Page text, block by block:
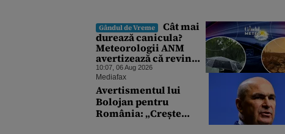
să apeleze la ultimele
resurse ale Băncii
Centrale
Gândul de Vreme
Cât mai
durează canicula?
Meteorologii ANM
avertizează că revin
vijeliile și ploile
torențiale. Care sunt
zonele vizate,
începând chiar de azi
10:07, 06 Aug 2026
Mediafax
Avertismentul lui
Bolojan pentru
România: „Crește